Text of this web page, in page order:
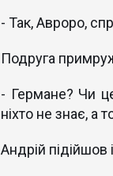
- Так, Авроро,
Подруга
- Германе? Чи
ніхто не знає, а
Андрій підійшов